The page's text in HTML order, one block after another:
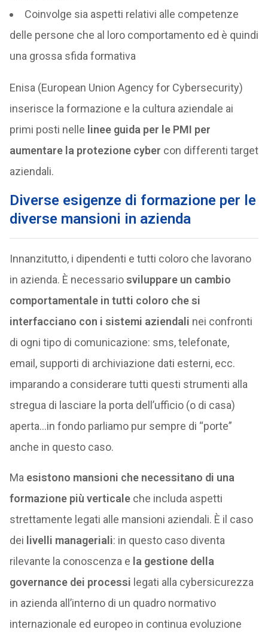
Coinvolge sia aspetti relativi alle competenze
delle persone che al loro comportamento ed è quindi
una grossa sfida formativa
Enisa (European Union Agency for Cybersecurity)
inserisce la formazione e la cultura aziendale ai
primi posti nelle linee guida per le PMI per
aumentare la protezione cyber con differenti target
aziendali.
Diverse esigenze di formazione per le
diverse mansioni in azienda
Innanzitutto, i dipendenti e tutti coloro che lavorano
in azienda. È necessariosviluppare un cambio
comportamentale in tutti coloro che si
interfacciano con i sistemi aziendali nei confronti
di ogni tipo di comunicazione: sms, telefonate,
email, supporti di archiviazione dati esterni, ecc.
imparando a considerare tutti questi strumenti alla
stregua di lasciare la porta dell’ufficio (o di casa)
aperta…in fondo parliamo pur sempre di “porte”
anche in questo caso.
Ma esistono mansioni che necessitano di una
formazione più verticaleche includa aspetti
strettamente legati alle mansioni aziendali. È il caso
dei livelli manageriali: in questo caso diventa
rilevante la conoscenza e la gestione della
governance dei processi legati alla cybersicurezza
in azienda all’interno di un quadro normativo
internazionale ed europeo in continua evoluzione